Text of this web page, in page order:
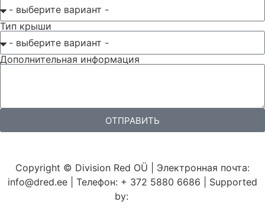
Тип крыши
Дополнительная информация
ОТПРАВИТЬ
Copyright © Division Red OÜ | Электронная почта:
info@dred.ee | Телефон: + 372 5880 6686 | Supported
by: